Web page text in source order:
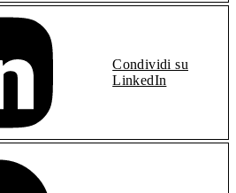
Condividi su
LinkedIn